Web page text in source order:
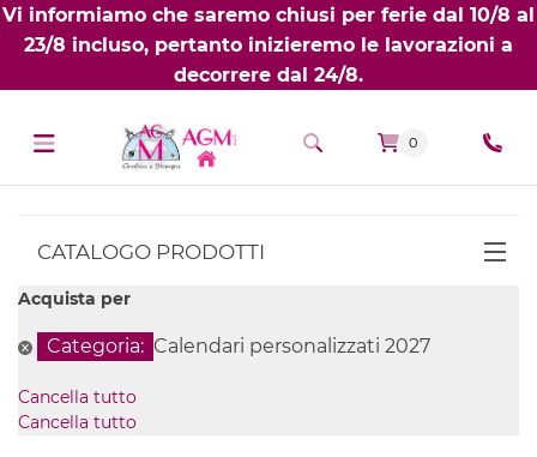
Vi informiamo che saremo chiusi per ferie dal 10/8 al
23/8 incluso, pertanto inizieremo le lavorazioni a
decorrere dal 24/8.
0
CATALOGO PRODOTTI
BIGLIETTI DA VISITA PERSONALIZZATI
NOBILITATI
T-SHIRT PERSONALIZZATE
Acquista per
Categoria: Calendari personalizzati 2027
Cancella tutto
Cancella tutto